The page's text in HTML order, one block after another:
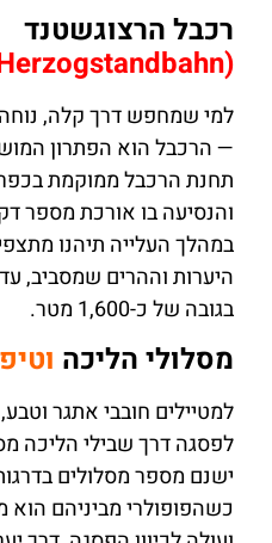
רכבל הרצוגשטנד
(Herzogstandbahn)
למי שמחפש דרך קלה, נוחה
— הרכבל הוא הפתרון
תחנת הרכבל ממוקמת
והנסיעה בו אורכת מספר
במהלך העלייה תיהנו
היערות וההרים שמסביב,
בגובה של כ-1,600 מטר.
מסלולי הליכה
למטיילים חובבי אתגר
לפסגה דרך שבילי הליכה
ישנם מספר מסלולים
כשהפופולרי מביניהם הוא